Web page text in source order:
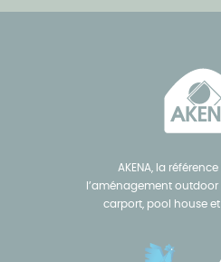
AKENA, la
l’aménagement outdoor
carport, pool house